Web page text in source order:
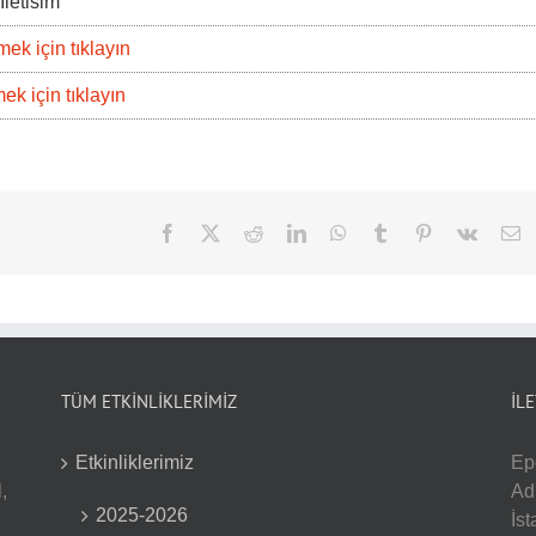
için tıklayın
için tıklayın
Facebook
TwitterRedditLinkedInWhatsApp
Tumblr Pinterest
Vk
E-
TÜM ETKİNLİKLERİMİZ
Etkinliklerimiz
2025-2026